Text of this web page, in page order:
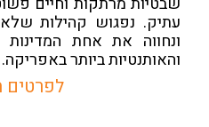
עתיק. נפגוש קהילות
ונחווה את אחת המדינות
והאותנטיות ביותר באפריקה.
לפרטים